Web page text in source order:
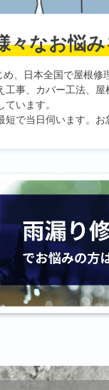
々なお悩
、日本全国で屋根修
事、カバー工法、
います。
で当日伺います。